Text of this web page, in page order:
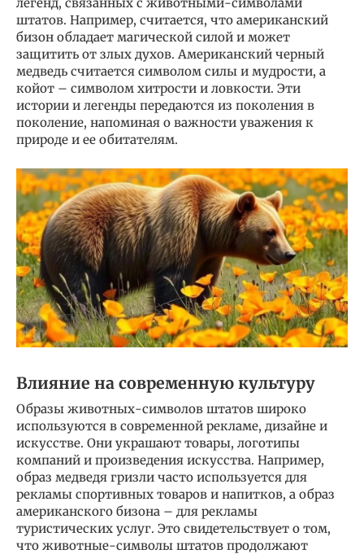
легенд, связанных с животными-символами
штатов. Например, считается, что американский
бизон обладает магической силой и может
защитить от злых духов. Американский черный
медведь считается символом силы и мудрости, а
койот – символом хитрости и ловкости. Эти
истории и легенды передаются из поколения в
поколение, напоминая о важности уважения к
природе и ее обитателям.
Влияние на современную культуру
Образы животных-символов штатов широко
используются в современной рекламе, дизайне и
искусстве. Они украшают товары, логотипы
компаний и произведения искусства. Например,
образ медведя гризли часто используется для
рекламы спортивных товаров и напитков, а образ
американского бизона – для рекламы
туристических услуг. Это свидетельствует о том,
что животные-символы штатов продолжают